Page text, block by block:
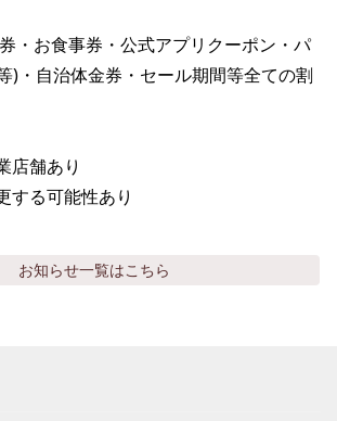
・お食事券・公式アプリクーポン・パ
)・自治体金券・セール期間等全ての割
店舗あり
る可能性あり
お知らせ一覧はこちら